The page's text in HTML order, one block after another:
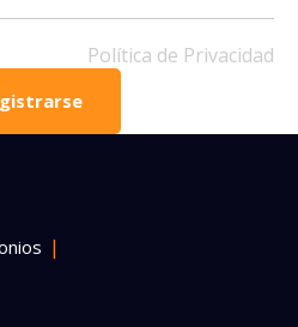
Política de Privacidad
Política de Privacidad